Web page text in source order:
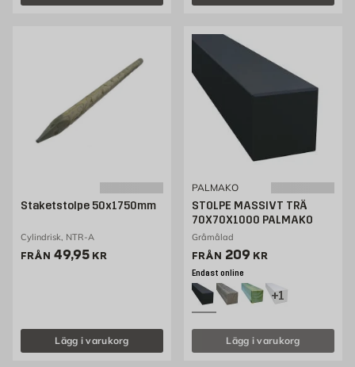
Staketstolpe 50x1750mm
Cylindrisk, NTR-A
FRÅN Pris 49.95 kr
49,95 KR
Lägg i varukorg
PALMAKO
STOLPE MASSIVT TRÄ
70X70X1000 PALMAKO
Gråmålad
FRÅN Pris 148 kr
209 KR
Endast online
+1
Lägg i varukorg